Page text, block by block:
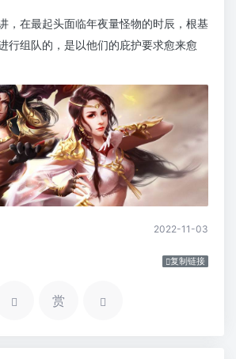
，在最起头面临年夜量怪物的时辰，根基
行组队的，是以他们的庇护要求愈来愈
2022-11-03
复制链接
赏